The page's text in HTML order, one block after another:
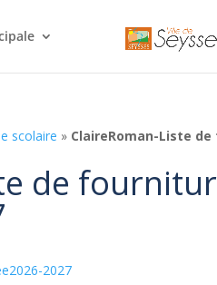
scolaire » ClaireRoman-Liste de
de
2027